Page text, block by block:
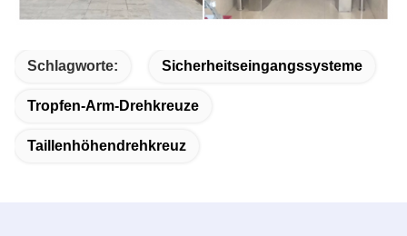
Schlagworte: Sicherheitseingangssysteme
Tropfen-Arm-Drehkreuze
Taillenhöhendrehkreuz